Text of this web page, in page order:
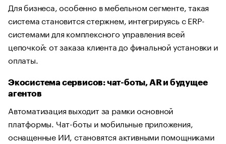
Для бизнеса, особенно в мебельном сегменте, такая
система становится стержнем, интегрируясь с ERP-
системами для комплексного управления всей
цепочкой: от заказа клиента до финальной установки и
оплаты.
Экосистема сервисов: чат-боты, AR и будущее
агентов
Автоматизация выходит за рамки основной
платформы. Чат-боты и мобильные приложения,
оснащенные ИИ, становятся активными помощниками